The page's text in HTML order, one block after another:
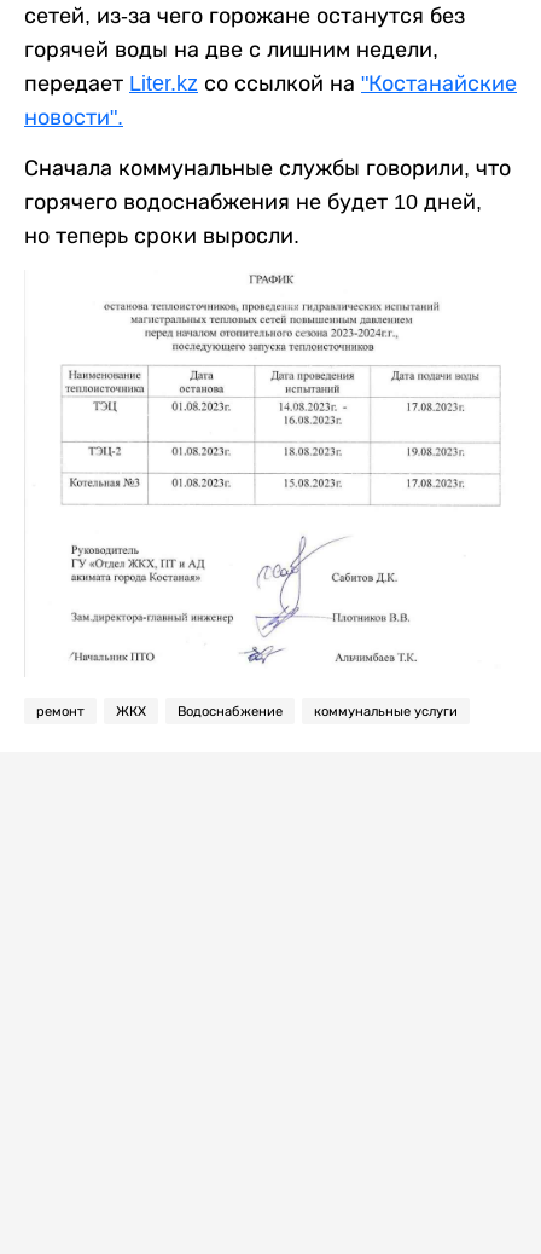
сетей, из-за чего горожане останутся без
горячей воды на две с лишним недели,
передает Liter.kz со ссылкой на "Костанайские
новости".
Сначала коммунальные службы говорили, что
горячего водоснабжения не будет 10 дней,
но теперь сроки выросли.
ремонт ЖКХ Водоснабжение коммунальные услуги